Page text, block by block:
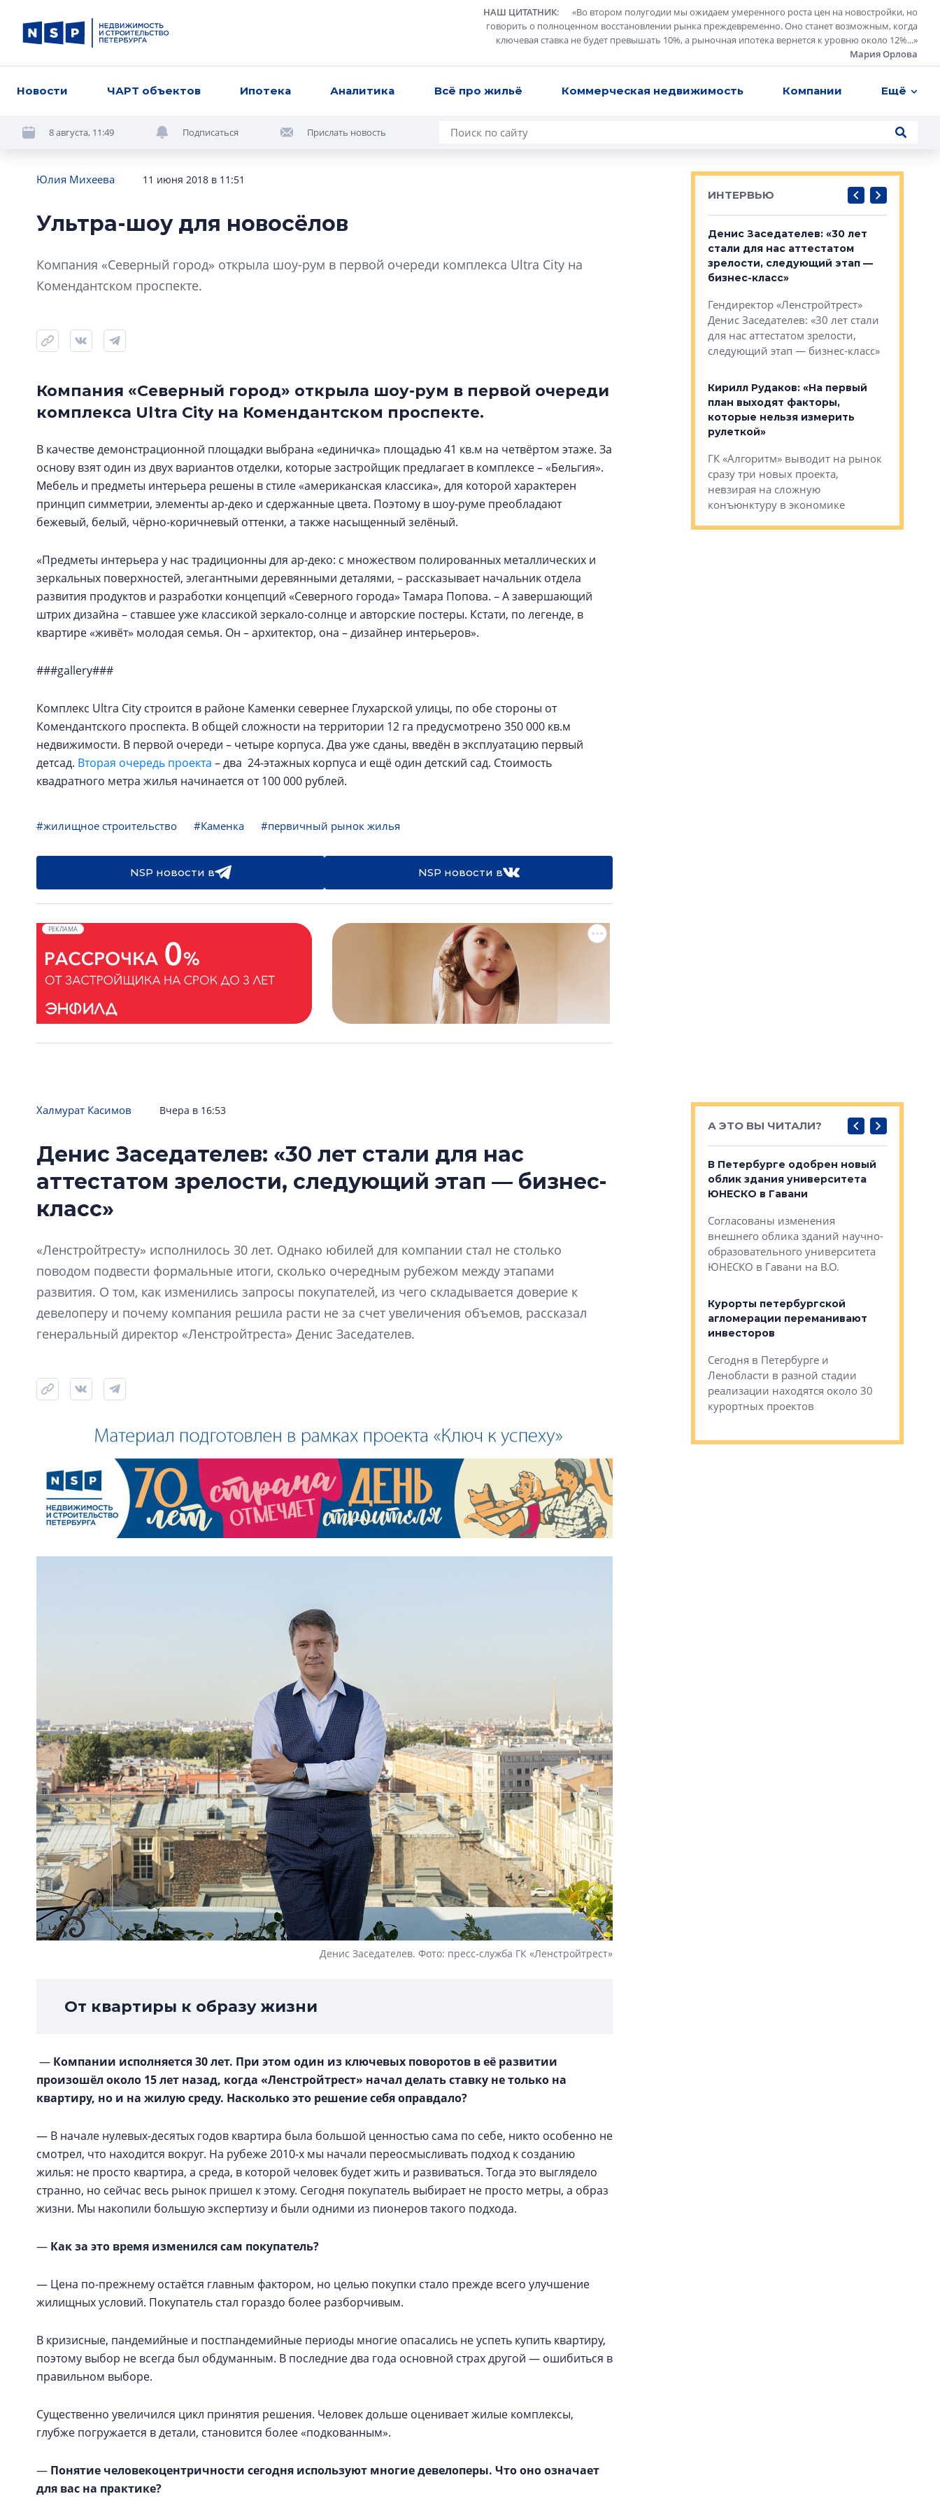
НАШ ЦИТАТНИК: «Во втором полугодии мы ожидаем умеренного роста цен на новостройки, но
говорить о полноценном восстановлении рынка преждевременно. Оно станет возможным, когда
ключевая ставка не будет превышать 10%, а рыночная ипотека вернется к уровню около 12%...»
Мария Орлова
Новости ЧАРТ объектов Ипотека Аналитика Всё про жильё Коммерческая недвижимость Компании Ещё
8 августа, 11:49 Подписаться Прислать новость
Юлия Михеева 11 июня 2018 в 11:51
Ультра-шоу для новосёлов
Компания «Северный город» открыла шоу-рум в первой очереди комплекса Ultra City на
Комендантском проспекте.
Компания «Северный город» открыла шоу-рум в первой очереди
комплекса Ultra City на Комендантском проспекте.
В качестве демонстрационной площадки выбрана «единичка» площадью 41 кв.м на четвёртом этаже. За
основу взят один из двух вариантов отделки, которые застройщик предлагает в комплексе – «Бельгия».
Мебель и предметы интерьера решены в стиле «американская классика», для которой характерен
принцип симметрии, элементы ар-деко и сдержанные цвета. Поэтому в шоу-руме преобладают
бежевый, белый, чёрно-коричневый оттенки, а также насыщенный зелёный.
«Предметы интерьера у нас традиционны для ар-деко: с множеством полированных металлических и
зеркальных поверхностей, элегантными деревянными деталями, – рассказывает начальник отдела
развития продуктов и разработки концепций «Северного города» Тамара Попова. – А завершающий
штрих дизайна – ставшее уже классикой зеркало-солнце и авторские постеры. Кстати, по легенде, в
квартире «живёт» молодая семья. Он – архитектор, она – дизайнер интерьеров».
###gallery###
Комплекс Ultra City строится в районе Каменки севернее Глухарской улицы, по обе стороны от
Комендантского проспекта. В общей сложности на территории 12 га предусмотрено 350 000 кв.м
недвижимости. В первой очереди – четыре корпуса. Два уже сданы, введён в эксплуатацию первый
детсад. Вторая очередь проекта – два 24-этажных корпуса и ещё один детский сад. Стоимость
квадратного метра жилья начинается от 100 000 рублей.
#жилищное строительство #Каменка #первичный рынок жилья
NSP новости в NSP новости в
РЕКЛАМА
ИНТЕРВЬЮ
деконструктивизм может
Сергей Софронов: «Хороший
дизайн проявляется в
Что важнее для современного
жилого проекта: эстетика,
функциональность или
экономика проекта, размышляют
в ГК «ПСК»
Денис Заседателев: «30 лет
стали для нас аттестатом
зрелости, следующий этап —
бизнес-класс»
Гендиректор «Ленстройтрест»
Денис Заседателев: «30 лет стали
для нас аттестатом зрелости,
следующий этап — бизнес-класс»
Кирилл Рудаков: «На первый
план выходят факторы,
которые нельзя измерить
рулеткой»
ГК «Алгоритм» выводит на рынок
сразу три новых проекта,
невзирая на сложную
конъюнктуру в экономике
Халмурат Касимов Вчера в 16:53
Денис Заседателев: «30 лет стали для нас
аттестатом зрелости, следующий этап — бизнес-
класс»
«Ленстройтресту» исполнилось 30 лет. Однако юбилей для компании стал не столько
поводом подвести формальные итоги, сколько очередным рубежом между этапами
развития. О том, как изменились запросы покупателей, из чего складывается доверие к
девелоперу и почему компания решила расти не за счет увеличения объемов, рассказал
генеральный директор «Ленстройтреста» Денис Заседателев.
Денис Заседателев. Фото: пресс-служба ГК «Ленстройтрест»
От квартиры к образу жизни
— Компании исполняется 30 лет. При этом один из ключевых поворотов в её развитии
произошёл около 15 лет назад, когда «Ленстройтрест» начал делать ставку не только на
квартиру, но и на жилую среду. Насколько это решение себя оправдало?
— В начале нулевых-десятых годов квартира была большой ценностью сама по себе, никто особенно не
смотрел, что находится вокруг. На рубеже 2010-х мы начали переосмысливать подход к созданию
жилья: не просто квартира, а среда, в которой человек будет жить и развиваться. Тогда это выглядело
странно, но сейчас весь рынок пришел к этому. Сегодня покупатель выбирает не просто метры, а образ
жизни. Мы накопили большую экспертизу и были одними из пионеров такого подхода.
— Как за это время изменился сам покупатель?
— Цена по-прежнему остаётся главным фактором, но целью покупки стало прежде всего улучшение
жилищных условий. Покупатель стал гораздо более разборчивым.
В кризисные, пандемийные и постпандемийные периоды многие опасались не успеть купить квартиру,
поэтому выбор не всегда был обдуманным. В последние два года основной страх другой — ошибиться в
правильном выборе.
Существенно увеличился цикл принятия решения. Человек дольше оценивает жилые комплексы,
глубже погружается в детали, становится более «подкованным».
— Понятие человекоцентричности сегодня используют многие девелоперы. Что оно означает
для вас на практике?
А ЭТО ВЫ ЧИТАЛИ?
от эпохи фальш-панелей
Центробанк: квартиры в домах
2020-2026 годов постройки на
9% дешевле строящихся
Центробанк: квартиры в домах
В Петербурге одобрен новый
облик здания университета
ЮНЕСКО в Гавани
Согласованы изменения
внешнего облика зданий научно-
образовательного университета
ЮНЕСКО в Гавани на В.О.
Курорты петербургской
агломерации переманивают
инвесторов
Сегодня в Петербурге и
Ленобласти в разной стадии
реализации находятся около 30
курортных проектов